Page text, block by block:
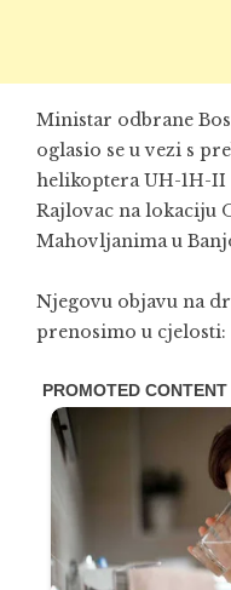
Ministar odbrane
oglasio se u vezi s
helikoptera UH-1H-II
Rajlovac na lokaciju
Mahovljanima u
Njegovu objavu na
prenosimo u cjelosti: